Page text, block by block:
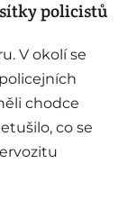
policistů
V okolí se
chodce
co se